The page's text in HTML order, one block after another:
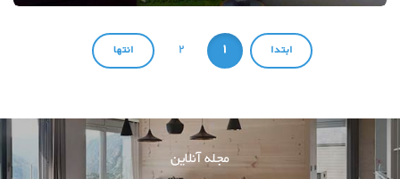
1
2
مجله آنلاین